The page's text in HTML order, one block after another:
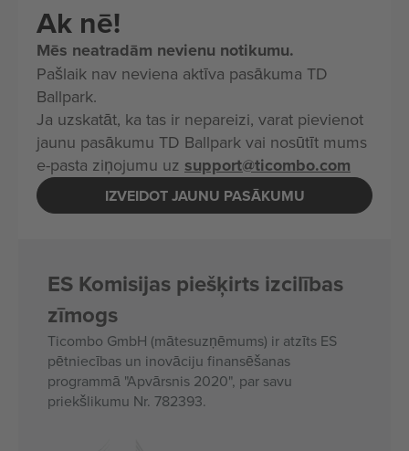
Ak nē!
Mēs neatradām nevienu notikumu.
Pašlaik nav neviena aktīva pasākuma TD
Ballpark.
Ja uzskatāt, ka tas ir nepareizi, varat pievienot
jaunu pasākumu TD Ballpark vai nosūtīt mums
e-pasta ziņojumu uz support@ticombo.com
IZVEIDOT JAUNU PASĀKUMU
ES Komisijas piešķirts izcilības
zīmogs
Ticombo GmbH (mātesuzņēmums) ir atzīts ES
pētniecības un inovāciju finansēšanas
programmā "Apvārsnis 2020", par savu
priekšlikumu Nr. 782393.